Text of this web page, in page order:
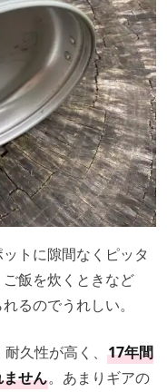
トに隙間なくピッタ
飯を炊くときなど
るのでうれしい。
久性が高く、 17年間
せん。あまりギアの